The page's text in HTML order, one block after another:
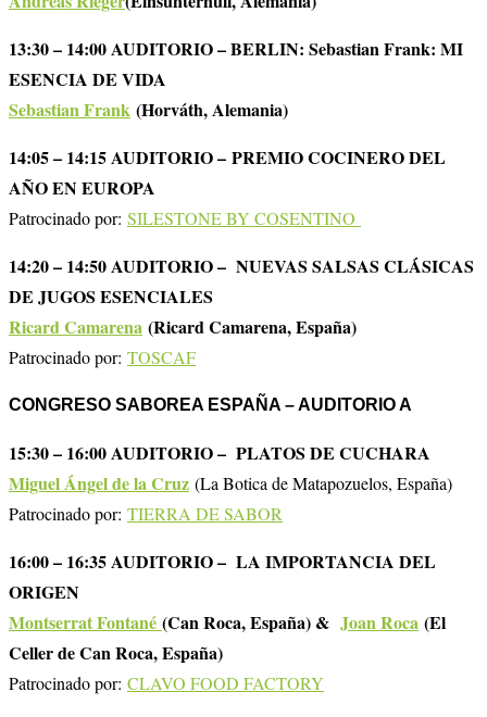
13:30 – 14:00 AUDITORIO – BERLIN: Sebastian Frank: MI
ESENCIA DE VIDA
Sebastian Frank (Horváth, Alemania)
14:05 – 14:15 AUDITORIO – PREMIO COCINERO DEL
AÑO EN EUROPA
Patrocinado por: SILESTONE BY COSENTINO
14:20 – 14:50 AUDITORIO – NUEVAS SALSAS CLÁSICAS
DE JUGOS ESENCIALES
Ricard Camarena (Ricard Camarena, España)
Patrocinado por: TOSCAF
CONGRESO SABOREA ESPAÑA – AUDITORIO A
15:30 – 16:00 AUDITORIO – PLATOS DE CUCHARA
Miguel Ángel de la Cruz (La Botica de Matapozuelos, España)
Patrocinado por: TIERRA DE SABOR
16:00 – 16:35 AUDITORIO – LA IMPORTANCIA DEL
ORIGEN
Montserrat Fontané (Can Roca, España) & Joan Roca (El
Celler de Can Roca, España)
Patrocinado por: CLAVO FOOD FACTORY